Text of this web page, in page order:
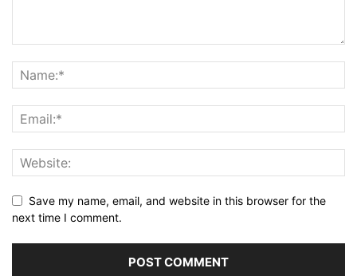
Save my name, email, and website in this browser for the
next time I comment.